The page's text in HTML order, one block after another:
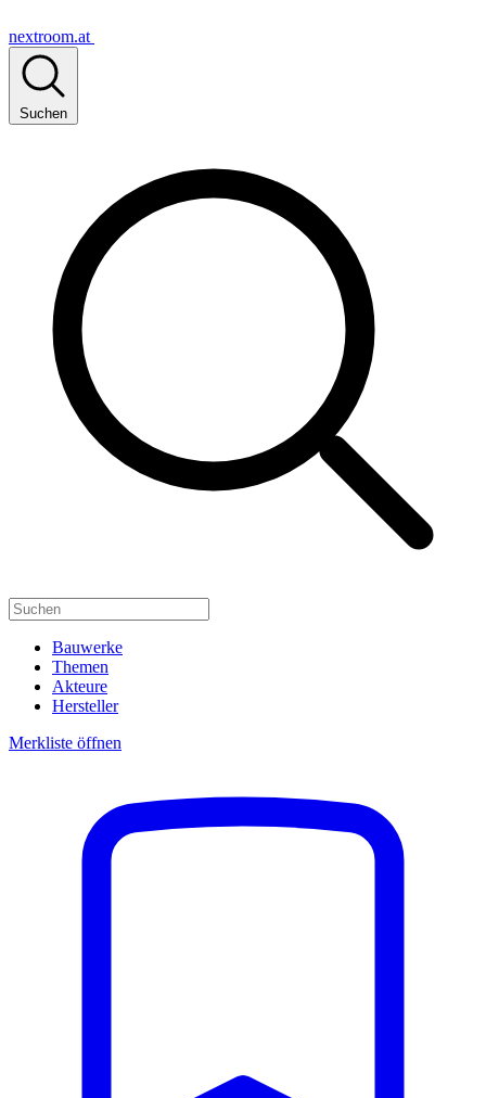
nextroom.at
Suchen
Bauwerke
Themen
Akteure
Hersteller
Merkliste öffnen